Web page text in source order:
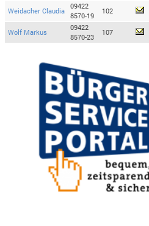
Weidacher Claudia
09422
8570-19
102
Wolf Markus
09422
8570-23
107